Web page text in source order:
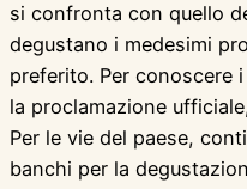
si confronta con quello
degustano i medesimi
preferito. Per conoscere
la proclamazione
Per le vie del paese,
banchi per la